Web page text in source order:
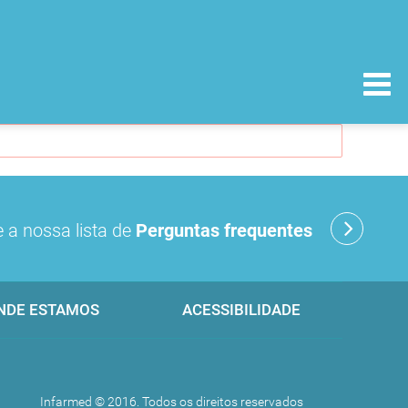
a nossa lista de Perguntas frequentes
ESTAMOS ACESSIBILIDADE
Infarmed © 2016. Todos os direitos reservados